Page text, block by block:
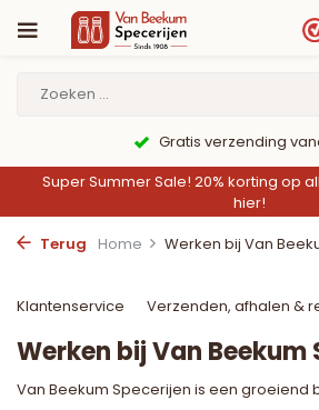
Gratis verzending
Super Summer Sale! 20% korting op
hier!
Terug
Home Werken bij Van
Klantenservice Verzenden, afhalen &
Werken bij Van Beekum
Van Beekum Specerijen is een groeiend